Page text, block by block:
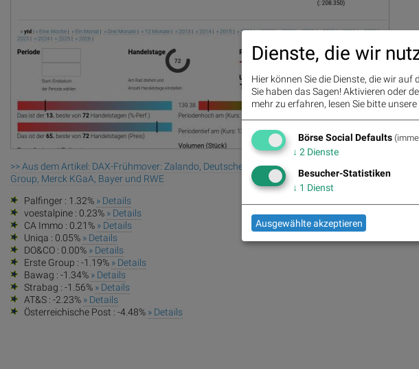
>> Aus dem Artikel: DAX-Frühmover: Zalando, Deutsche Telekom, Infineon, SAP, DAIMLER TRUCK
Group, Merck KGaA, Bayer und RWE
Palfinger : 1.32% » Details
voestalpine : 0.23% » Details
CA Immo : 0.21% » Details
Uniqa : 0.05% » Details
DO&CO : 0.00% » Details
Erste Group : -1.19% » Details
Bawag : -1.34% » Details
Strabag : -1.56% » Details
AT&S : -2.23% » Details
Österreichische Post : -4.48% » Details
Dienste, die wir
Hier können Sie die Dienste, die wir
Sie haben das Sagen! Aktivieren oder
mehr zu erfahren, lesen Sie bitte unsere
Börse Social Defaults
↓ 2 Dienste
Besucher-Statistiken
↓ 1 Dienst
Ausgewählte akzeptieren